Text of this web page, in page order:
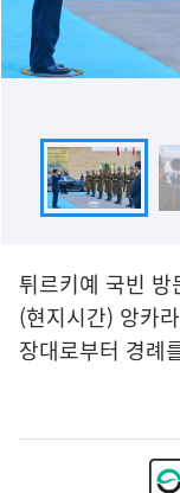
튀르키예 국빈
(현지시간) 앙카
장대로부터 경례